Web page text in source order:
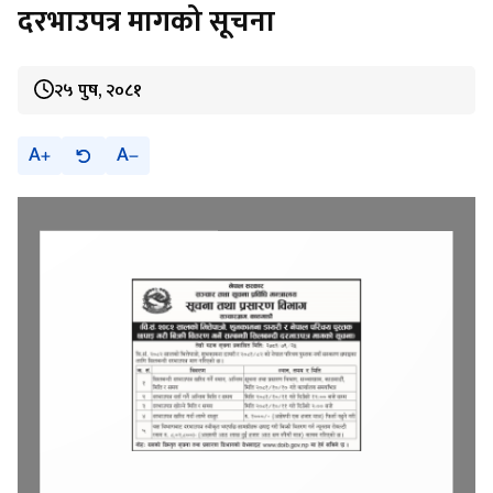
दरभाउपत्र मागको सूचना
२५ पुष, २०८१
A A